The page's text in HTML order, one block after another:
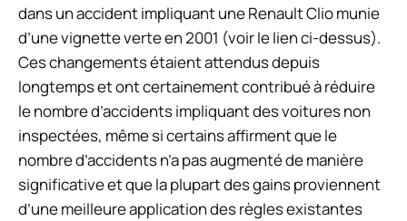
dans un accident impliquant une Renault Clio munie
d’une vignette verte en 2001 (voir le lien ci-dessus).
Ces changements étaient attendus depuis
longtemps et ont certainement contribué à réduire
le nombre d’accidents impliquant des voitures non
inspectées, même si certains affirment que le
nombre d’accidents n’a pas augmenté de manière
significative et que la plupart des gains proviennent
d’une meilleure application des règles existantes